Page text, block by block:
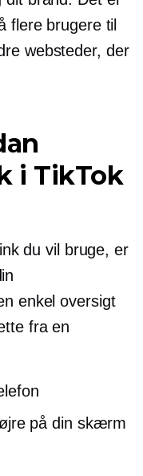
flere brugere til
websteder, der
i TikTok
du vil bruge, er
enkel oversigt
fra en
på din skærm